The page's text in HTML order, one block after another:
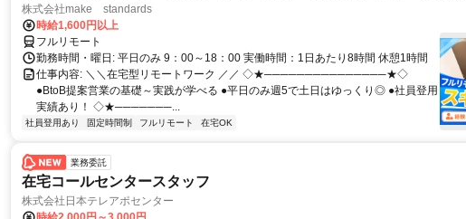
株式会社make standards
時給1,600円以上
フルリモート
勤務時間・曜日: 平日のみ 9：00～18：00 実働時間：1日あたり8時間 休憩1時間
仕事内容: ＼＼在宅型リモートワーク ／／ ◇★───────────────★◇
●BtoB提案営業の基礎～実践が学べる ●平日のみ週5で土日はゆっくり◎ ●社員登用
実績あり！ ◇★───────...
社員登用あり 固定時間制 フルリモート 在宅OK
業務委託
在宅コールセンタースタッフ
株式会社日本テレアポセンター